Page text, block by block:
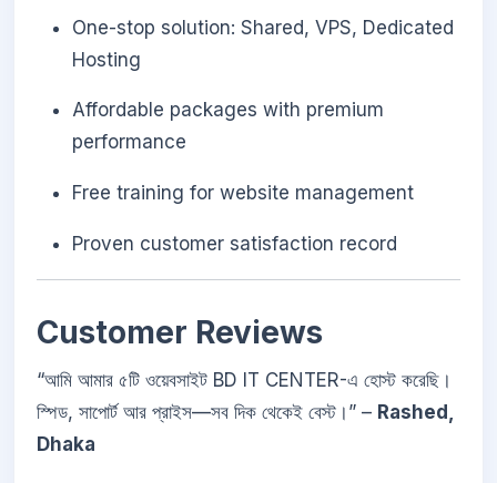
One-stop solution: Shared, VPS, Dedicated
Hosting
Affordable packages with premium
performance
Free training for website management
Proven customer satisfaction record
Customer Reviews
“আমি আমার ৫টি ওয়েবসাইট BD IT CENTER-এ হোস্ট করেছি।
স্পিড, সাপোর্ট আর প্রাইস—সব দিক থেকেই বেস্ট।” – Rashed,
Dhaka